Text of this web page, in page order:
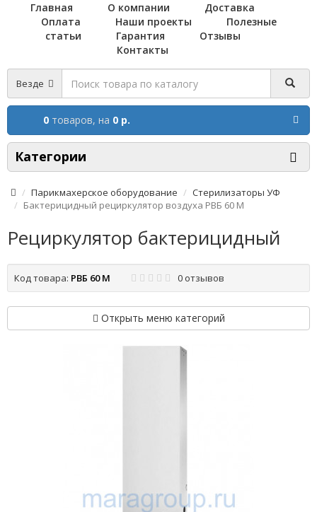
Главная О компании
Доставка
Оплата
Наши проекты
Полезные
статьи
Гарантия
Отзывы
Контакты
Везде
0 товаров, на 0 р.
Категории
Парикмахерское оборудование
Стерилизаторы УФ
Бактерицидный рециркулятор воздуха РВБ 60 М
Рециркулятор бактерицидный
Код товара: РВБ 60 М 0 отзывов
Открыть меню категорий